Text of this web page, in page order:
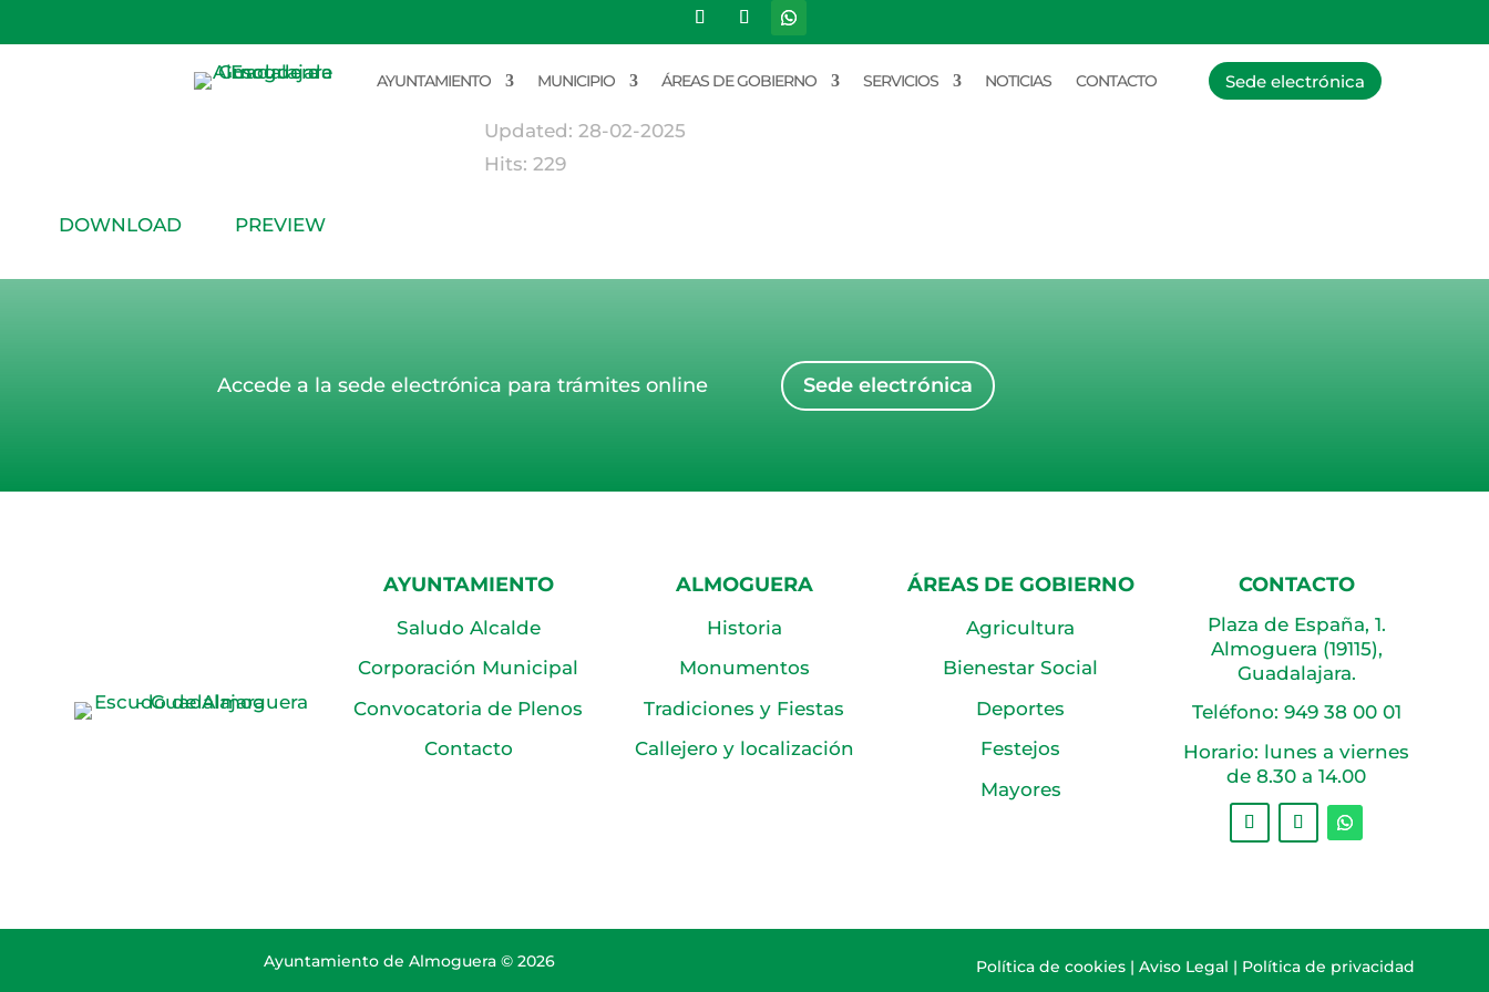
AYUNTAMIENTO MUNICIPIO ÁREAS DE GOBIERNO SERVICIOS NOTICIAS CONTACTO Sede electrónica
1 SOLICITUD DE CERTIFICADO DE EMPADRONAMIENTO COLECTIVO
Updated: 28-02-2025
Hits: 229
DOWNLOAD PREVIEW
Accede a la sede electrónica para trámites online Sede electrónica
AYUNTAMIENTO
Saludo Alcalde
Corporación Municipal
Convocatoria de Plenos
Contacto
ALMOGUERA
Historia
Monumentos
Tradiciones y Fiestas
Callejero y localización
ÁREAS DE GOBIERNO
Agricultura
Bienestar Social
Deportes
Festejos
Mayores
CONTACTO
Plaza de España, 1.
Almoguera (19115),
Guadalajara.
Teléfono: 949 38 00 01
Horario: lunes a viernes
de 8.30 a 14.00
Ayuntamiento de Almoguera © 2026 Política de cookies| Aviso Legal | Política de privacidad